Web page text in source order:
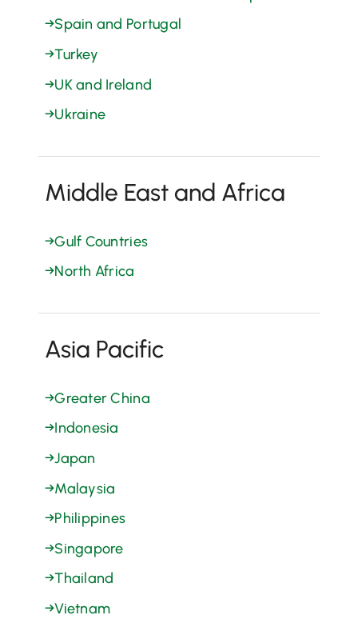
→Spain and Portugal
→Turkey
→UK and Ireland
→Ukraine
Middle East and Africa
→Gulf Countries
→North Africa
Asia Pacific
→Greater China
→Indonesia
→Japan
→Malaysia
→Philippines
→Singapore
→Thailand
→Vietnam